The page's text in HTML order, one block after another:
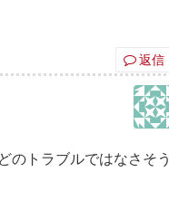
返信
のトラブルではなさそう